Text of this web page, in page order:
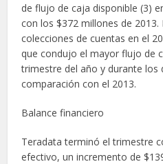
de flujo de caja disponible (3)
con los $372 millones de
colecciones de cuentas en el
que condujo el mayor flujo de
trimestre del año y durante los
comparación con el 2013.
Balance financiero
Teradata terminó el trimestre
efectivo, un incremento de